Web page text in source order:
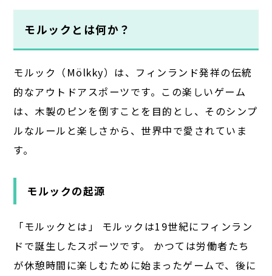
モルックとは何か？
モルック（Mölkky）は、フィンランド発祥の伝統
的なアウトドアスポーツです。この楽しいゲーム
は、木製のピンを倒すことを目的とし、そのシンプ
ルなルールと楽しさから、世界中で愛されていま
す。
モルックの起源
「モルックとは」 モルックは19世紀にフィンラン
ドで誕生したスポーツです。 かつては労働者たち
が休憩時間に楽しむために始まったゲームで、後に